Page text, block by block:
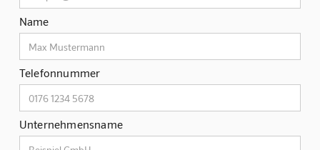
Name
Telefonnummer
Unternehmensname